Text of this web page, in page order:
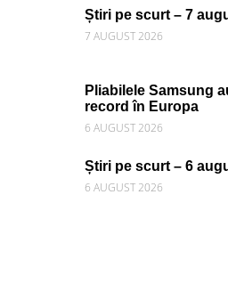
Știri pe scurt – 7
7 AUGUST 2026
Pliabilele Samsung
record în Europa
6 AUGUST 2026
Știri pe scurt – 6
6 AUGUST 2026